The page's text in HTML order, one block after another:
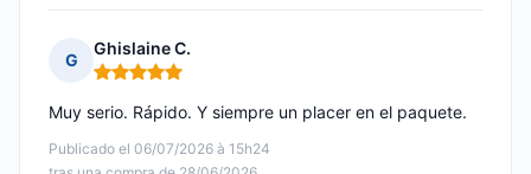
G
Ghislaine C.
Nota: 5 de 5
Publicado el 06/07/2026 à 15h24
Muy serio. Rápido. Y siempre un placer en el paquete.